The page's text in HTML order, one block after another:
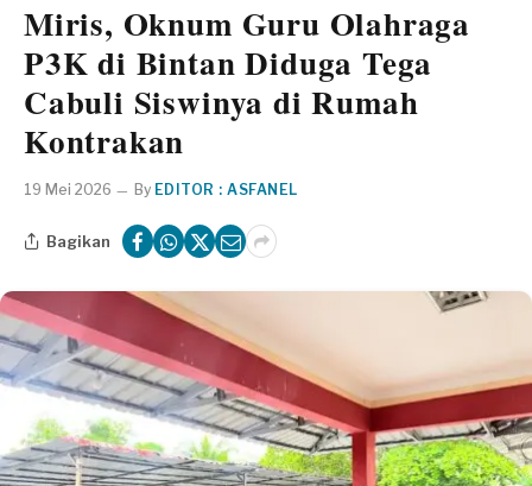
Miris, Oknum Guru Olahraga
P3K di Bintan Diduga Tega
Cabuli Siswinya di Rumah
Kontrakan
19 Mei 2026 By EDITOR : ASFANEL
Bagikan